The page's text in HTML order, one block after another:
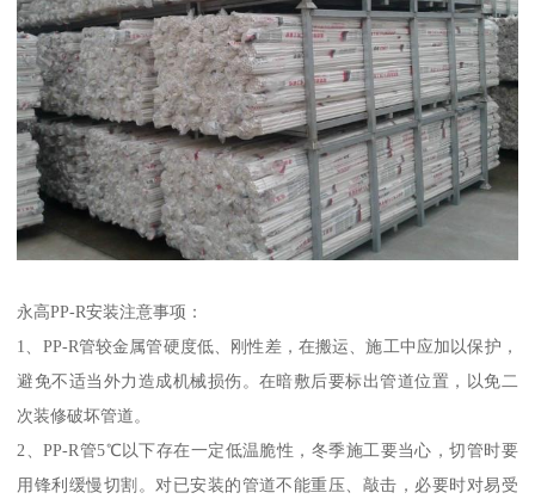
永高PP-R安装注意事项：
1、PP-R管较金属管硬度低、刚性差，在搬运、施工中应加以保护，
避免不适当外力造成机械损伤。在暗敷后要标出管道位置，以免二
次装修破坏管道。
2、PP-R管5℃以下存在一定低温脆性，冬季施工要当心，切管时要
用锋利缓慢切割。对已安装的管道不能重压、敲击，必要时对易受